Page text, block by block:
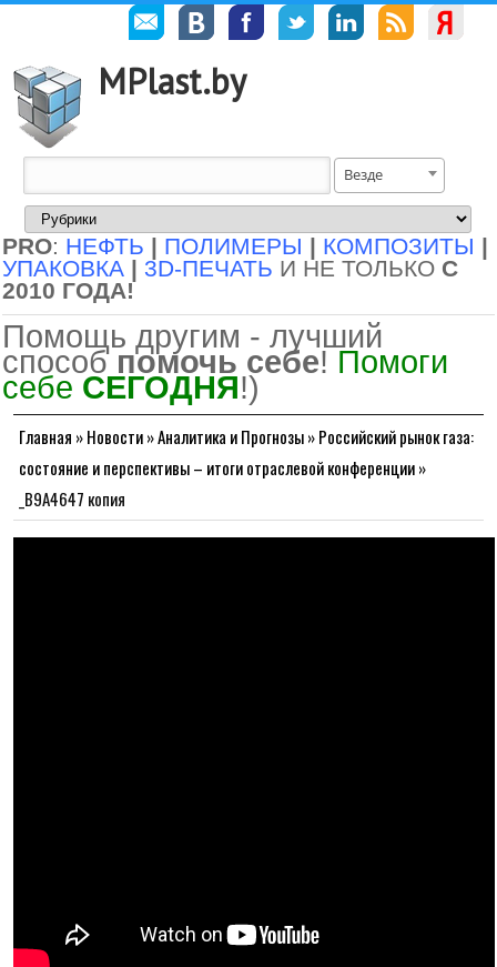
MPlast.by
Везде
PRO: НЕФТЬ | ПОЛИМЕРЫ | КОМПОЗИТЫ |
УПАКОВКА | 3D-ПЕЧАТЬ И НЕ ТОЛЬКО С
2010 ГОДА!
Помощь другим - лучший
способ помочь себе! Помоги
себе СЕГОДНЯ!)
Главная »Новости»Аналитика и Прогнозы»Российский рынок газа:
состояние и перспективы – итоги отраслевой конференции»
_B9A4647 копия